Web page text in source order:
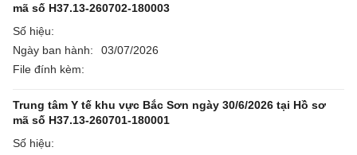
mã số H37.13-260702-180003
Số hiệu:
Ngày ban hành:
03/07/2026
File đính kèm:
Trung tâm Y tế khu vực Bắc Sơn ngày 30/6/2026 tại Hồ sơ
mã số H37.13-260701-180001
Số hiệu: